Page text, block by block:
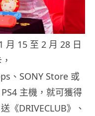
月 15 至 2 月 28 日
、 SONY Store 或
主機，就可獲得
《DRIVECLUB》、